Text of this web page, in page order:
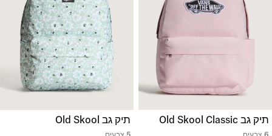
תיק גב Old Skool Classic תיק גב Old Skool